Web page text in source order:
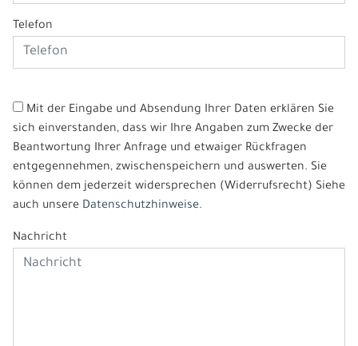
Telefon
Mit der Eingabe und Absendung Ihrer Daten erklären Sie
sich einverstanden, dass wir Ihre Angaben zum Zwecke der
Beantwortung Ihrer Anfrage und etwaiger Rückfragen
entgegennehmen, zwischenspeichern und auswerten. Sie
können dem jederzeit widersprechen (Widerrufsrecht) Siehe
auch unsere Datenschutzhinweise.
Nachricht